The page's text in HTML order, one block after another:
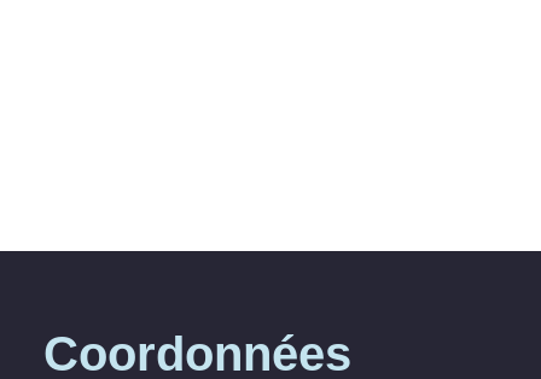
Coordonnées